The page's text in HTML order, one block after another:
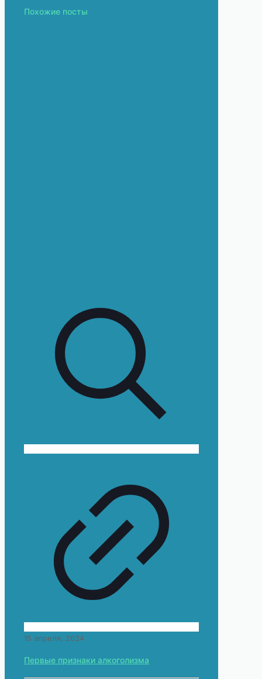
Похожие посты
15 апреля, 2024
Первые признаки алкоголизма